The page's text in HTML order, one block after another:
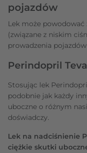
pojazdów
Lek może
(związane z niskim
prowadzenia
Perindopril
Stosując lek
podobnie jak każdy
uboczne o różnym
doświadczy.
Lek na nadciśnienie
ciężkie skutki